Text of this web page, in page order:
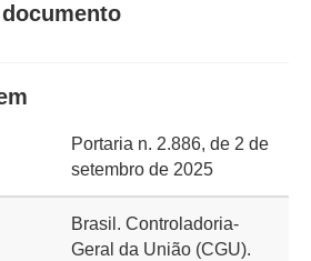
Portaria n. 2.886, de 2 de
setembro de 2025
Brasil. Controladoria-
Geral da União (CGU).